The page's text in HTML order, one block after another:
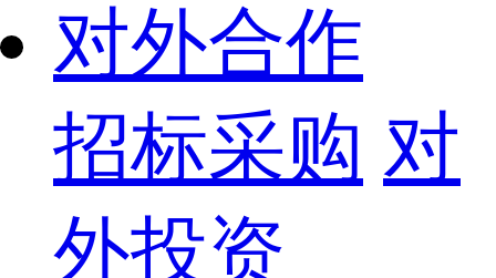
对外合作
招标采购 对
外投资